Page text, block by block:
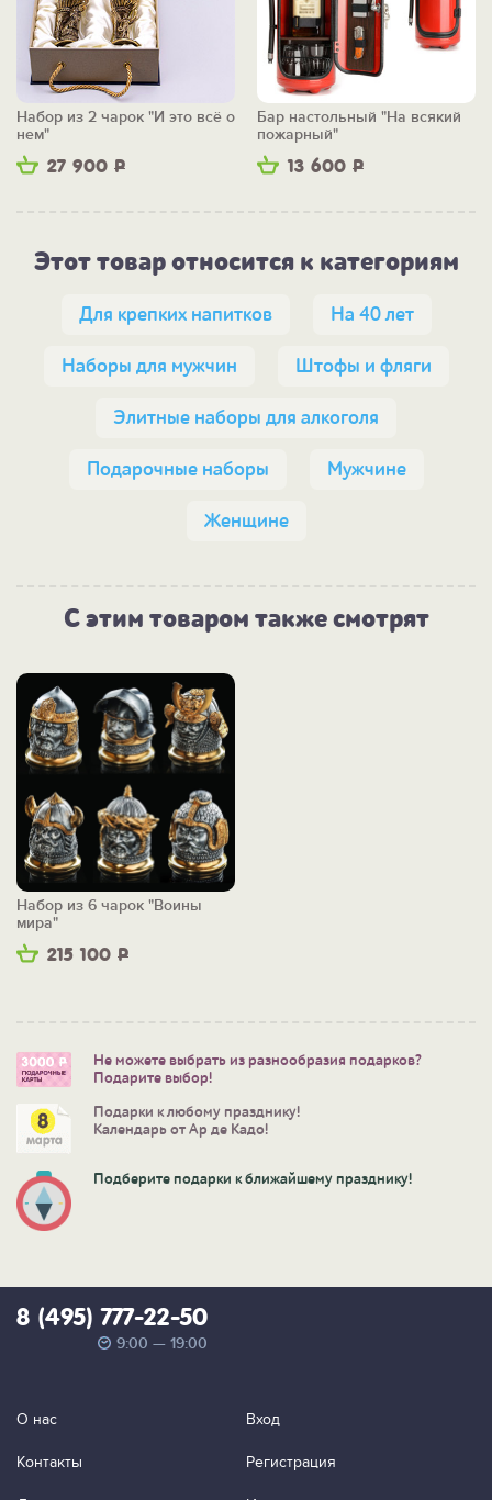
27 900 Р
Набор из 2 чарок "И это всё о
нем"
13 600 Р
Бар настольный "На всякий
пожарный"
Этот товар относится к категориям
Для крепких напитков На 40 лет
Наборы для мужчин Штофы и фляги
Элитные наборы для алкоголя
Подарочные наборы Мужчине
Женщине
С этим товаром также смотрят
215 100 Р
Набор из 6 чарок "Воины
мира"
Не можете выбрать из разнообразия подарков?
Подарите выбор!
Подарки к любому празднику!
Календарь от Ар де Кадо!
Подберите подарки к ближайшему празднику!
8 (495) 777-22-50
9:00 — 19:00
О нас
Контакты
Вход
Регистрация